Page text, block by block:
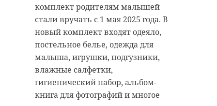
комплект родителям малышей
стали вручать с 1 мая 2025 года. В
новый комплект входят одеяло,
постельное белье, одежда для
малыша, игрушки, подгузники,
влажные салфетки,
гигиенический набор, альбом-
книга для фотографий и многое
РЕКОМЕНДУЕМ
Спасатели
Кот из